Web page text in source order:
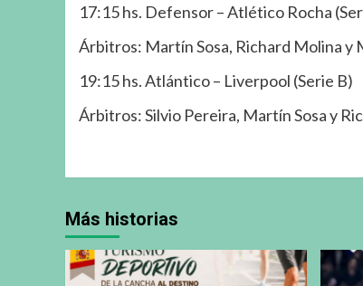
17:15 hs. Defensor – Atlético Rocha
Árbitros: Martín Sosa, Richard Molina y
19:15 hs. Atlántico – Liverpool (Serie B)
Árbitros: Silvio Pereira, Martín Sosa y
Más historias